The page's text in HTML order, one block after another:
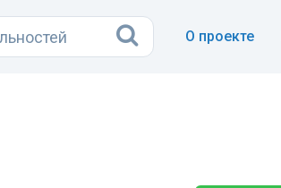
О проекте